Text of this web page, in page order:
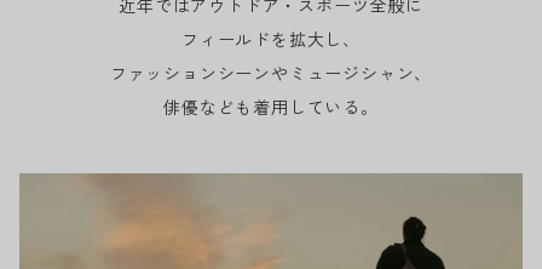
近年ではアウトドア・スポーツ全般に
フィールドを拡大し、
ファッションシーンやミュージシャン、
俳優なども着用している。